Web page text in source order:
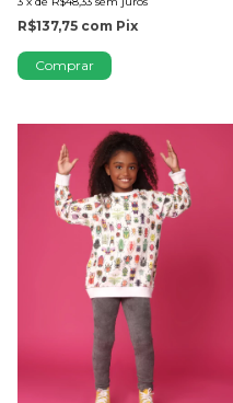
R$137,75 com Pix
Comprar